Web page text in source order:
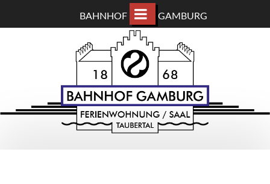
BAHNHOF GAMBURG
BAHNHOF GAMBURG
Ferienwohnung und Eventsaal im Taubertal